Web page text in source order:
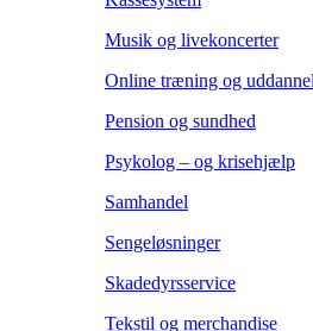
Musik og livekoncerter
Online træning og
Pension og sundhed
Psykolog – og krisehjælp
Samhandel
Sengeløsninger
Skadedyrsservice
Tekstil og merchandise